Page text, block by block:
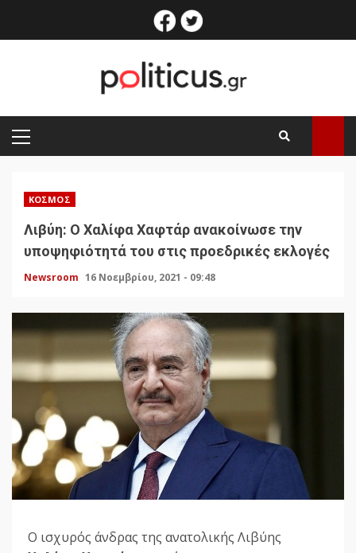
facebook
PRIMARY
MENU
ΚΌΣΜΟΣ
Λιβύη: Ο Χαλίφα Χαφτάρ ανακοίνωσε την
υποψηφιότητά του στις προεδρικές εκλογές
Newsroom 16 Νοεμβρίου, 2021 - 09:48
Ο ισχυρός άνδρας της ανατολικής Λιβύης